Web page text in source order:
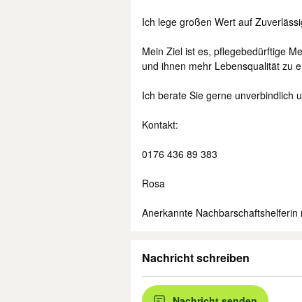
Ich lege großen Wert auf
Mein Ziel ist es, pflegebedürftige
und ihnen mehr Lebensqualität zu
Ich berate Sie gerne unverbindlich
Kontakt:
0176 436 89 383
Rosa
Anerkannte Nachbarschaftshelferin
Nachricht schreiben